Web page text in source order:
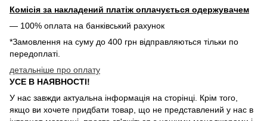
Комісія за накладений платіж оплачується одержувачем
— 100% оплата на банківський рахунок
*Замовлення на суму до 400 грн відправляються тільки по
передоплаті.
детальніше про оплату
УСЕ В НАЯВНОСТІ!
У нас завжди актуальна інформація на сторінці. Крім того,
якщо ви хочете придбати товар, що не представлений у нас в